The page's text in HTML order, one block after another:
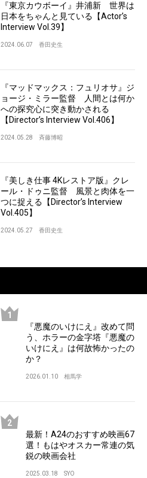
『東京カウボーイ』井浦新 世界は
日本をちゃんと見ている【Actor’s
Interview Vol.39】
2024.06.07 香田史生
『マッドマックス：フュリオサ』ジ
ョージ・ミラー監督 人間とは何か
への探究心に突き動かされる
【Director’s Interview Vol.406】
2024.05.28 斉藤博昭
『美しき仕事 4Kレストア版』クレ
ール・ドゥニ監督 風景と肉体を一
つに捉える【Director’s Interview
Vol.405】
2024.05.27 香田史生
『悪魔のいけにえ』改めて問
う、ホラーの金字塔『悪魔の
いけにえ』は何故怖かったの
か？
2026.01.10 相馬学
最新！A24のおすすめ映画67
選！もはやオスカー常連の気
鋭の映画会社
2025.03.18 SYO